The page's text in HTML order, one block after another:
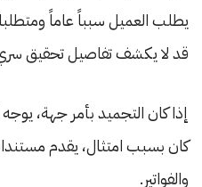
يطلب العميل سبباً عاماً
قد لا يكشف تفاصيل تحقيق
إذا كان التجميد بأمر جهة،
كان بسبب امتثال، يقدم
والفواتير.